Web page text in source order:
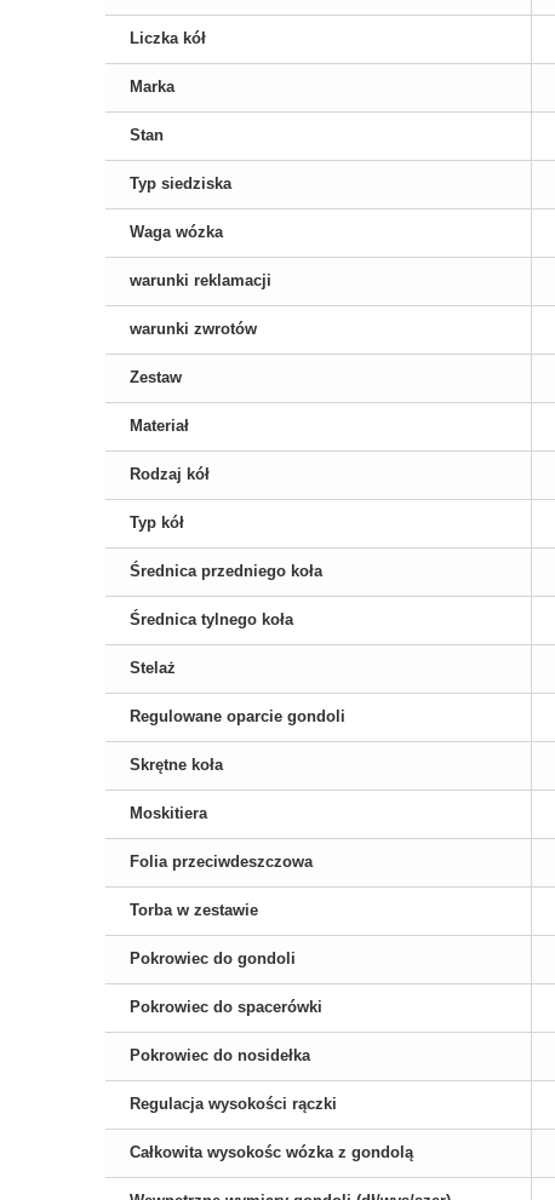
Liczka kół
Marka
Stan
Typ siedziska
Waga wózka
warunki reklamacji
warunki zwrotów
Zestaw
Materiał
Rodzaj kół
Typ kół
Średnica przedniego koła
Średnica tylnego koła
Stelaż
Regulowane oparcie gondoli
Skrętne koła
Moskitiera
Folia przeciwdeszczowa
Torba w zestawie
Pokrowiec do gondoli
Pokrowiec do spacerówki
Pokrowiec do nosidełka
Regulacja wysokości rączki
Całkowita wysokośc wózka z gondolą